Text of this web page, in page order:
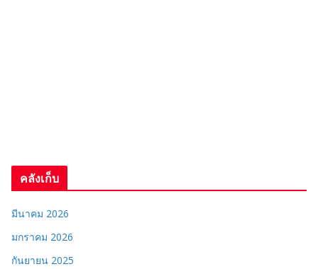
คลังเก็บ
มีนาคม 2026
มกราคม 2026
กันยายน 2025